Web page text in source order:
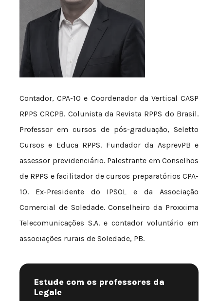
Contador, CPA-10 e Coordenador da Vertical CASP
RPPS CRCPB. Colunista da Revista RPPS do Brasil.
Professor em cursos de pós-graduação, Seletto
Cursos e Educa RPPS. Fundador da AsprevPB e
assessor previdenciário. Palestrante em Conselhos
de RPPS e facilitador de cursos preparatórios CPA-
10. Ex-Presidente do IPSOL e da Associação
Comercial de Soledade. Conselheiro da Proxxima
Telecomunicações S.A. e contador voluntário em
associações rurais de Soledade, PB.
Estude com os professores da
Legale